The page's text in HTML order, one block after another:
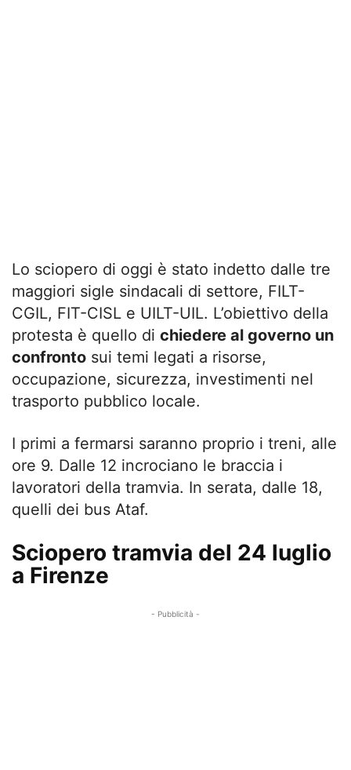
Lo sciopero di oggi è stato indetto dalle tre
maggiori sigle sindacali di settore, FILT-
CGIL, FIT-CISL e UILT-UIL. L’obiettivo della
protesta è quello di chiedere al governo un
confronto sui temi legati a risorse,
occupazione, sicurezza, investimenti nel
trasporto pubblico locale.
I primi a fermarsi saranno proprio i treni, alle
ore 9. Dalle 12 incrociano le braccia i
lavoratori della tramvia. In serata, dalle 18,
quelli dei bus Ataf.
Sciopero tramvia del 24 luglio
a Firenze
- Pubblicità -